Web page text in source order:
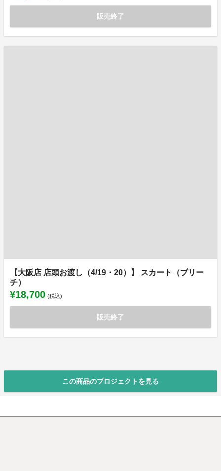
販売終了
【大阪店 店頭お渡し（4/19・20）】 スカート（ブリー
チ）
¥18,700 (税込)
販売終了
この商品のプロジェクトを見る